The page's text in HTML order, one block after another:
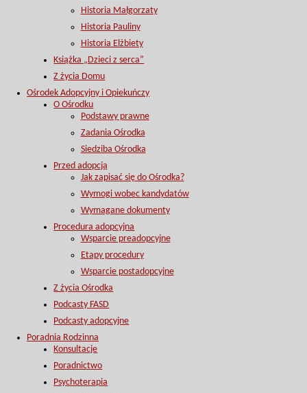
Historia Małgorzaty
Historia Pauliny
Historia Elżbiety
Książka „Dzieci z serca”
Z życia Domu
Ośrodek Adopcyjny i Opiekuńczy
O Ośrodku
Podstawy prawne
Zadania Ośrodka
Siedziba Ośrodka
Przed adopcją
Jak zapisać się do Ośrodka?
Wymogi wobec kandydatów
Wymagane dokumenty
Procedura adopcyjna
Wsparcie preadopcyjne
Etapy procedury
Wsparcie postadopcyjne
Z życia Ośrodka
Podcasty FASD
Podcasty adopcyjne
Poradnia Rodzinna
Konsultacje
Poradnictwo
Psychoterapia